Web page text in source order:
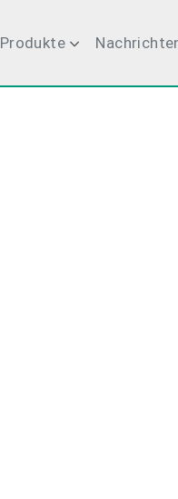
Produkte